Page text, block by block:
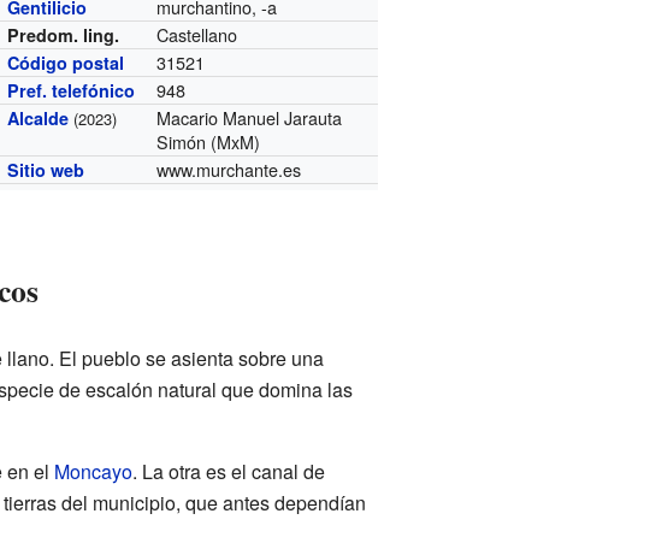
Gentilicio murchantino, -a
Predom. ling. Castellano
Código postal 31521
Pref. telefónico 948
Alcalde (2023)
Macario Manuel Jarauta
Simón (MxM)
Sitio web www.murchante.es
El pueblo se asienta sobre una
de escalón natural que domina las
en el Moncayo. La otra es el canal de
del municipio, que antes dependían